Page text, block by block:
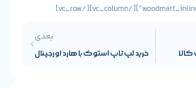
لپ تاپ استوک با هارد اورجینال